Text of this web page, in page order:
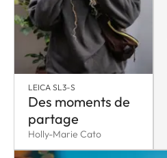
LEICA SL3-S
Des moments de
partage
Holly-Marie Cato